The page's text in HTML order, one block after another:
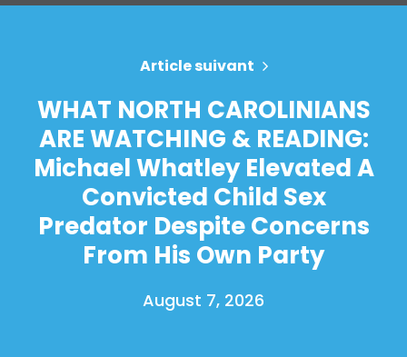
Article suivant
WHAT NORTH CAROLINIANS
ARE WATCHING & READING:
Michael Whatley Elevated A
Convicted Child Sex
Predator Despite Concerns
From His Own Party
August 7, 2026